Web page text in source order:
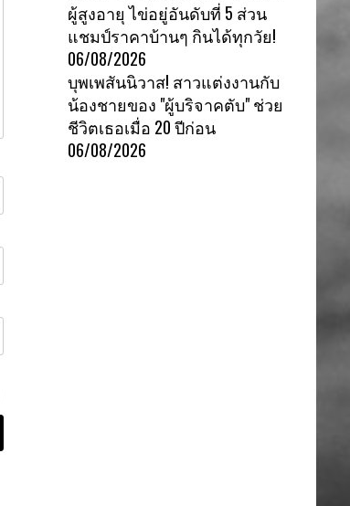
ผู้สูงอายุ ไข่อยู่อันดับที่ 5 ส่วน
แชมป์ราคาบ้านๆ กินได้ทุกวัย!
06/08/2026
บุพเพสันนิวาส! สาวแต่งงานกับ
น้องชายของ "ผู้บริจาคตับ" ช่วย
ชีวิตเธอเมื่อ 20 ปีก่อน
06/08/2026